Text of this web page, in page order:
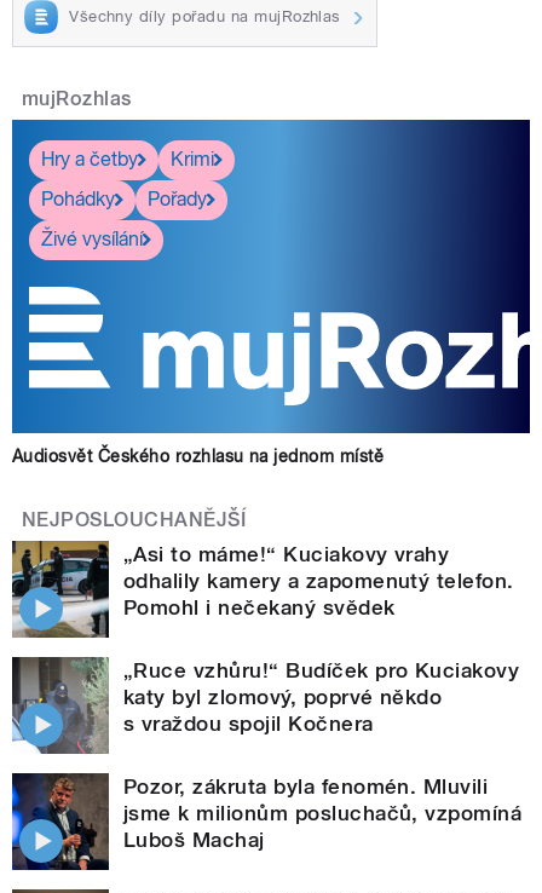
Všechny díly pořadu na mujRozhlas
mujRozhlas
Hry a četby
Krimi
Pohádky
Pořady
Živé vysílání
Audiosvět Českého rozhlasu na jednom místě
NEJPOSLOUCHANĚJŠÍ
„Asi to máme!“ Kuciakovy vrahy
odhalily kamery a zapomenutý telefon.
Pomohl i nečekaný svědek
„Ruce vzhůru!“ Budíček pro Kuciakovy
katy byl zlomový, poprvé někdo
s vraždou spojil Kočnera
Pozor, zákruta byla fenomén. Mluvili
jsme k milionům posluchačů, vzpomíná
Luboš Machaj